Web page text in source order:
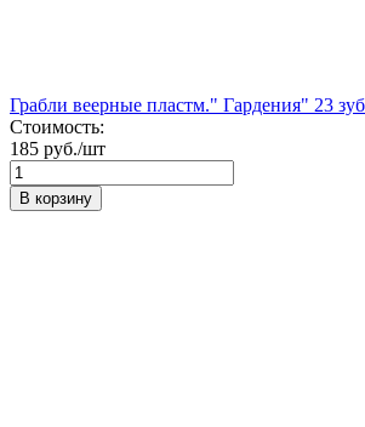
Грабли веерные пластм." Гардения" 23
Стоимость:
185 руб./шт
В корзину